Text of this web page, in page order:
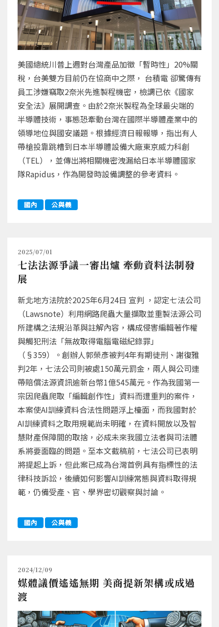
美國總統川普上週對台灣產品加徵「暫時性」20%關
稅，台美雙方目前仍在協商中之際， 台積電 卻驚傳有
員工涉嫌竊取2奈米先進製程機密，檢調已依《國家
安全法》展開調查。由於2奈米製程為全球最尖端的
半導體技術，事態恐牽動台灣在國際半導體產業中的
領導地位與國安議題。根據經濟日報報導，指出有人
帶槍投靠跳槽到日本半導體設備大廠東京威力科創
（TEL），並傳出將相關機密洩漏給日本半導體國家
隊Rapidus，作為開發時設備調整的參考資料。
國內 公與義
2025/07/01
七法法源爭議一審出爐 牽動資料法制發
展
新北地方法院於2025年6月24日 宣判 ，認定七法公司
（Lawsnote）利用網路爬蟲大量擷取並重製法源公司
所建構之法規沿革與註解內容，構成侵害編輯著作權
與觸犯刑法「無故取得電腦電磁紀錄罪」
（§359）。創辦人郭榮彥被判4年有期徒刑、謝復雅
判2年，七法公司則被處150萬元罰金，兩人與公司連
帶賠償法源資訊逾新台幣1億545萬元。作為我國第一
宗因爬蟲爬取「編輯創作性」資料而遭重判的案件，
本案使AI訓練資料合法性問題浮上檯面，而我國對於
AI訓練資料之取用規範尚未明確，在資料開放以及智
慧財產保障間的取捨，必成未來我國立法者與司法體
系將要面臨的問題。至本文截稿前，七法公司已表明
將提起上訴，但此案已成為台灣首例具有指標性的法
律科技訴訟，後續如何影響AI訓練常態與資料取得規
範，仍備受產、官、學界密切觀察與討論。
國內 公與義
2024/12/09
媒體議價遙遙無期 美商提新架構或成過
渡